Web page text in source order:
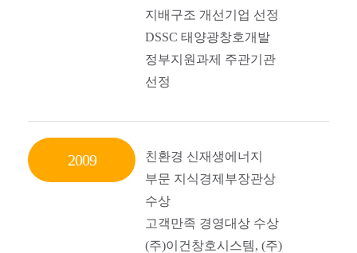
지배구조 개선기업 선정
DSSC 태양광창호개발
정부지원과제 주관기관
선정
2009
친환경 신재생에너지
부문 지식경제부장관상
수상
고객만족 경영대상 수상
(주)이건창호시스템, (주)